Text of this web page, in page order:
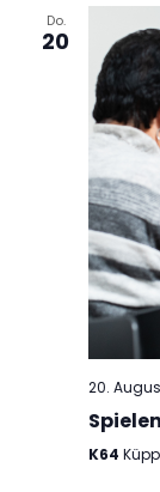
Do.
20
20.
K64